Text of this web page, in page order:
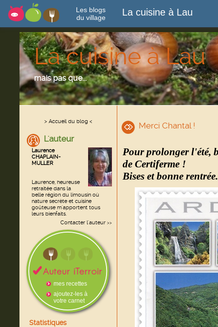
Les blogs
du village
La cuisine à Lau
La cuisine à Lau
mais pas que...
> Accueil du blog <
L'auteur
Laurence
CHAPLAIN-
MULLER
Laurence, heureuse
retraitée dans la
belle région du limousin où
nature secrète et cuisine
goûteuse m'apportent tous
leurs bienfaits.
Contacter l'auteur >>
mes recettes
ajoutez-les à
votre carnet
Statistiques
Merci Chantal !
Pour prolonger l'été,
de Certiferme !
Bises et bonne